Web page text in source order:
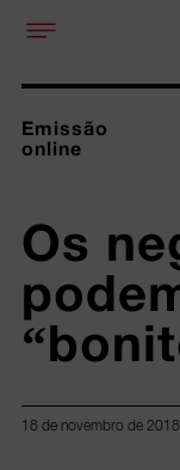
Emissão
online
Os
18 de novembro de 2018